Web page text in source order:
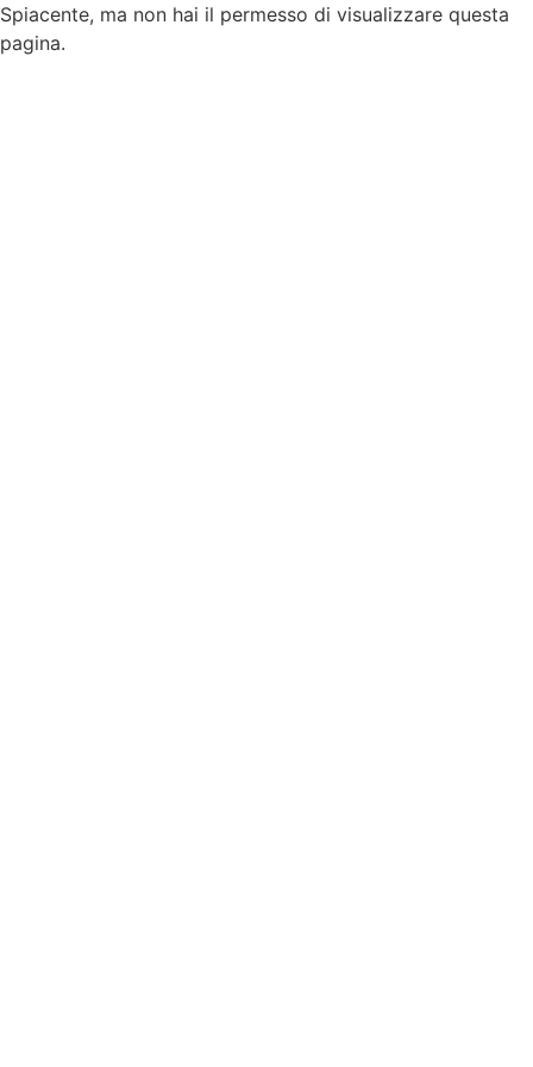
Spiacente, ma non hai il permesso di visualizzare questa
pagina.